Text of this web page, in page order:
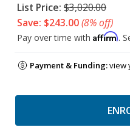
List Price: $3,020.00
Save: $243.00(8% off)
Pay over time with Affirm.
Payment & Funding:view